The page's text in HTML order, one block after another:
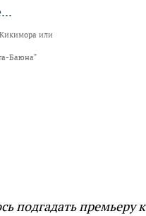
или
Баюна"
подгадать премьеру к